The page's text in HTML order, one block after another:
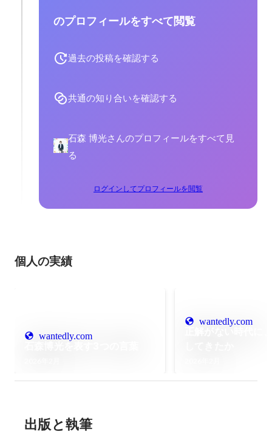
のプロフィールをすべて閲覧
過去の投稿を確認する
共通の知り合いを確認する
石森 博光さんのプロフィールをすべて見
る
ログインしてプロフィールを閲覧
個人の実績
wantedly.com
wantedly.com
出版と執筆